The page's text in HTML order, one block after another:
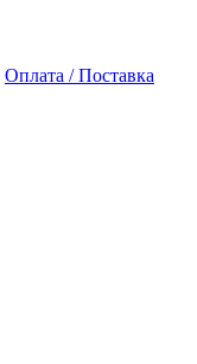
Оплата / Поставка